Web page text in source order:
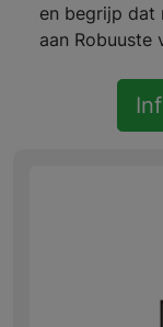
en begrijp dat
aan Robuuste